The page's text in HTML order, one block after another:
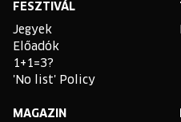
FESZTIVÁL
Jegyek
Előadók
1+1=3?
'No list' Policy
MAGAZIN